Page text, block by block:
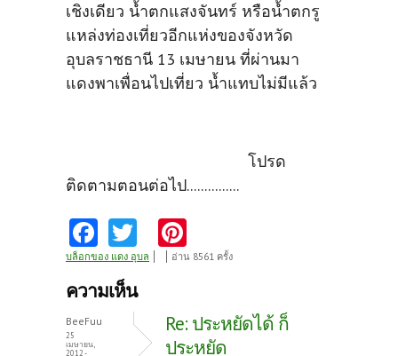
เชิงเดียว น้ำตกแสงจันทร์ หรือน้ำตกรู
แหล่งท่องเที่ยวอีกแห่งของจังหวัด
อุบลราชธานี 13 เมษายน ที่ผ่านมา
แดงพาเพื่อนไปเที่ยว น้ำแทบไม่มีแล้ว
โปรด
ติดตามตอนต่อไป...............
Fa
ce
b
o
w
itt
nt
es
t
บล็อกของ แดง อุบล อ่าน 8561 ครั้ง
ความเห็น
BeeFuu
25
เมษายน,
2012 -
Re: ประหยัดได้ ก็
ประหยัด